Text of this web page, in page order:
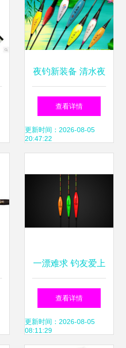
夜钓新装备 清水夜
光电子浮漂全面解
读
查看详情
更新时间：2026-08-05
20:47:22
一漂难求 钓友爱上
的浮漂，不仅仅是
做个配件那么简单
查看详情
更新时间：2026-08-05
08:11:29